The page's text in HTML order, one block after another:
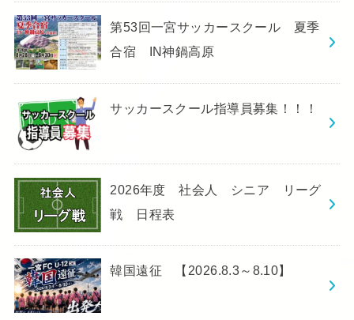
第53回一宮サッカースクール 夏季
合宿 IN神鍋高原
サッカースクール指導員募集！！！
2026年度 社会人 シニア リーグ
戦 日程表
韓国遠征 【2026.8.3～8.10】